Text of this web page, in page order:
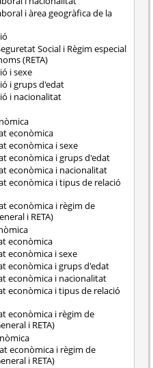
i àrea geogràfica de la
Social i Règim especial
(RETA)
i sexe
i grups d'edat
i nacionalitat
econòmica
econòmica i sexe
econòmica i grups d'edat
econòmica i nacionalitat
econòmica i tipus de relació
econòmica i règim de
i RETA)
econòmica
econòmica i sexe
econòmica i grups d'edat
econòmica i nacionalitat
econòmica i tipus de relació
econòmica i règim de
i RETA)
econòmica i règim de
i RETA)